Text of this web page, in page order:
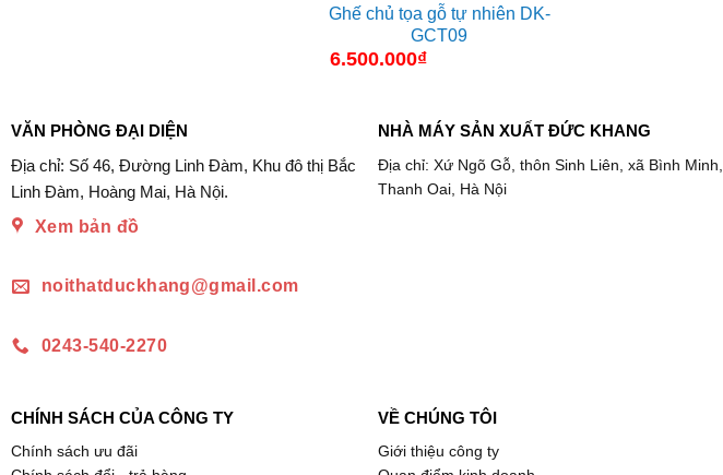
Ghế chủ tọa gỗ tự nhiên DK-
GCT09
6.500.000₫
VĂN PHÒNG ĐẠI DIỆN
Địa chỉ: Số 46, Đường Linh Đàm, Khu đô thị Bắc
Linh Đàm, Hoàng Mai, Hà Nội.
Xem bản đồ
noithatduckhang@gmail.com
0243-540-2270
NHÀ MÁY SẢN XUẤT ĐỨC KHANG
Địa chỉ: Xứ Ngõ Gỗ, thôn Sinh Liên, xã Bình Minh,
Thanh Oai, Hà Nội
CHÍNH SÁCH CỦA CÔNG TY
Chính sách ưu đãi
VỀ CHÚNG TÔI
Giới thiệu công ty